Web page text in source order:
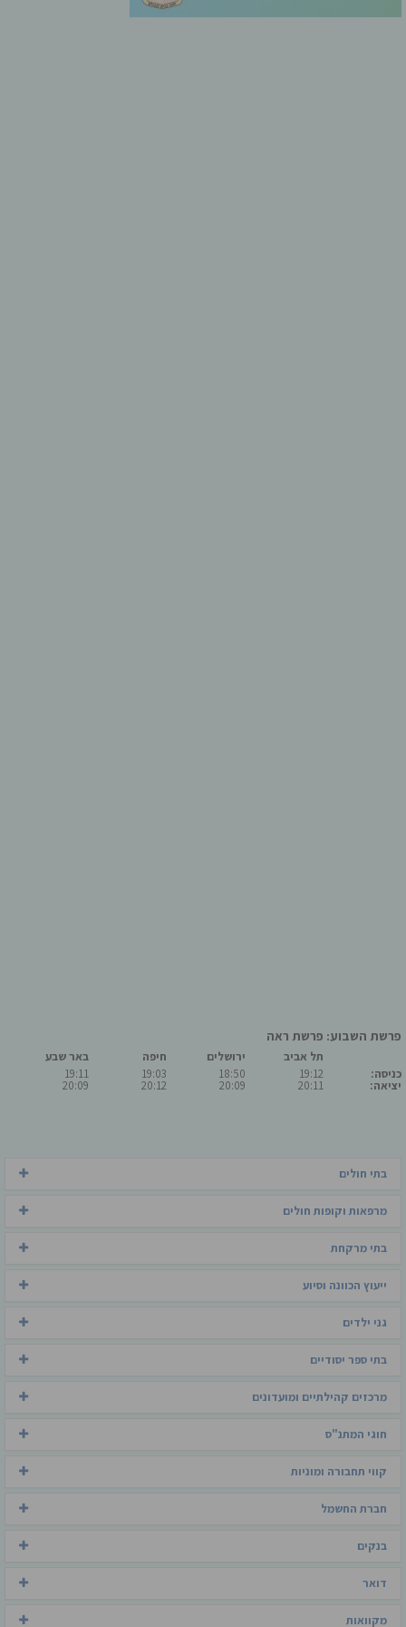
פרשת השבוע: פרשת ראה
כניסה:
יציאה:
תל אביב
19:12
20:11
ירושלים
18:50
20:09
חיפה
19:03
20:12
באר שבע
19:11
20:09
בתי חולים
מרפאות וקופות חולים
בתי מרקחת
ייעוץ הכוונה וסיוע
גני ילדים
בתי ספר יסודיים
מרכזים קהילתיים ומועדונים
חוגי המתנ"ס
קווי תחבורה ומוניות
חברת החשמל
בנקים
דואר
מקוואות